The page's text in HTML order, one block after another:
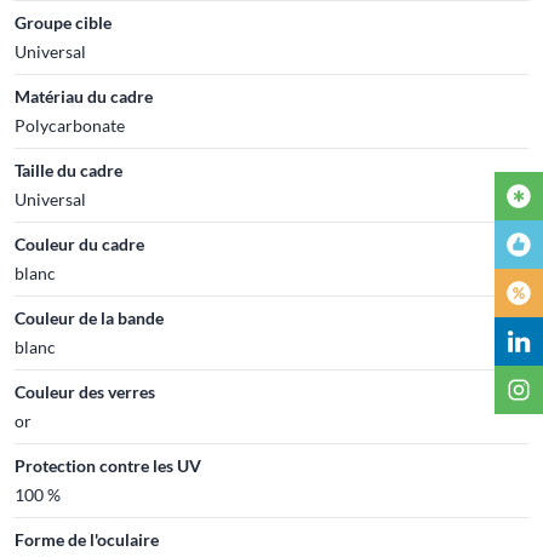
Groupe cible
Universal
Matériau du cadre
Polycarbonate
Taille du cadre
Universal
Couleur du cadre
blanc
Couleur de la bande
blanc
Couleur des verres
or
Protection contre les UV
100 %
Forme de l'oculaire